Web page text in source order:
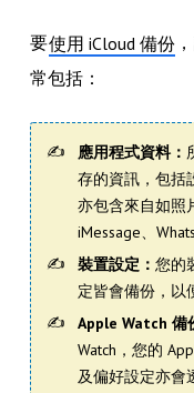
要使用 iCloud 備份
常包括：
應用程式資料：
存的資訊，包括
亦包含來自如照
iMessage、
裝置設定： 您的
定皆會備份，以
Apple Watch 備
Watch，您的
及偏好設定亦會